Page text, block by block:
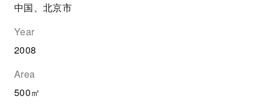
中国、北京市
Year
2008
Area
500㎡